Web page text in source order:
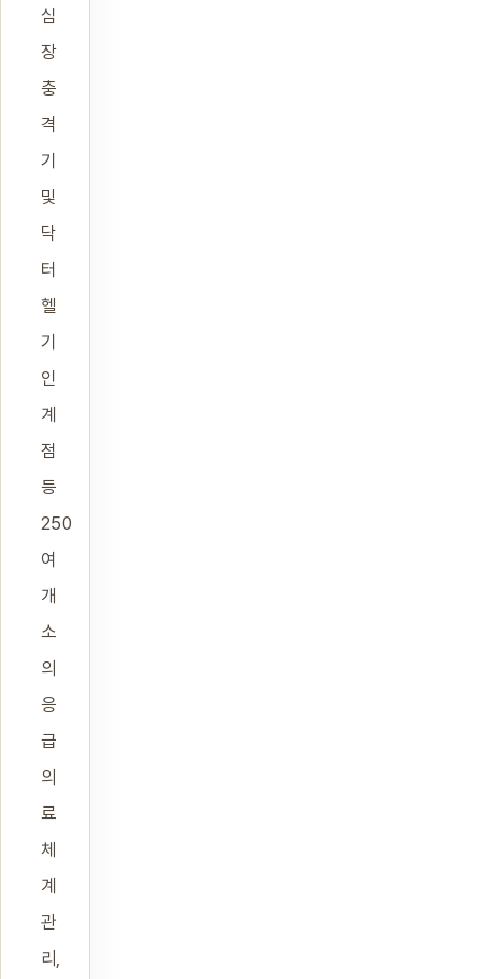
심
장
충
격
기
및
닥
터
헬
기
인
계
점
등
250
여
개
소
의
응
급
의
료
체
계
관
리,